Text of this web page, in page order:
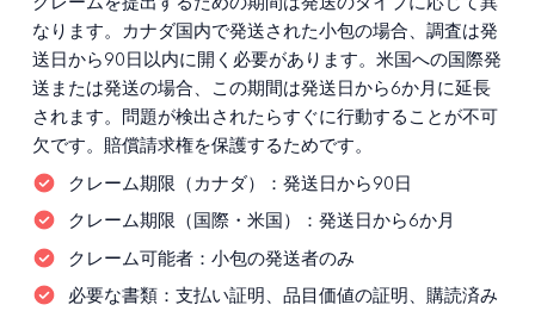
なります。カナダ国内で発送された小包の場合、調査は発
送日から90日以内に開く必要があります。米国への国際発
送または発送の場合、この期間は発送日から6か月に延長
されます。問題が検出されたらすぐに行動することが不可
欠です。賠償請求権を保護するためです。
クレーム期限（カナダ）： 発送日から90日
クレーム期限（国際・米国）： 発送日から6か月
クレーム可能者： 小包の発送者のみ
必要な書類： 支払い証明、品目価値の証明、購読済み